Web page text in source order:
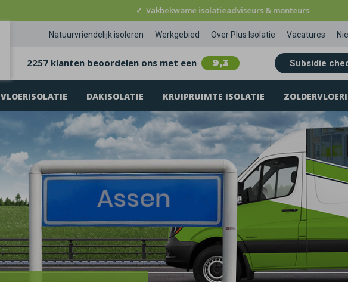
✓ Vakbekwame isolatieadviseurs & monteurs
Natuurvriendelijk isoleren Werkgebied Over Plus Isolatie Vacatures
2257 klanten beoordelen ons met een 9,3 Subsidie
VLOERISOLATIE DAKISOLATIE KRUIPRUIMTE ISOLATIE